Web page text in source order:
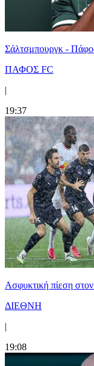
Σάλτσμπουργκ -
ΠΑΦΟΣ FC
|
19:37
Ασφυκτική πίεση στον
ΔΙΕΘΝΗ
|
19:08